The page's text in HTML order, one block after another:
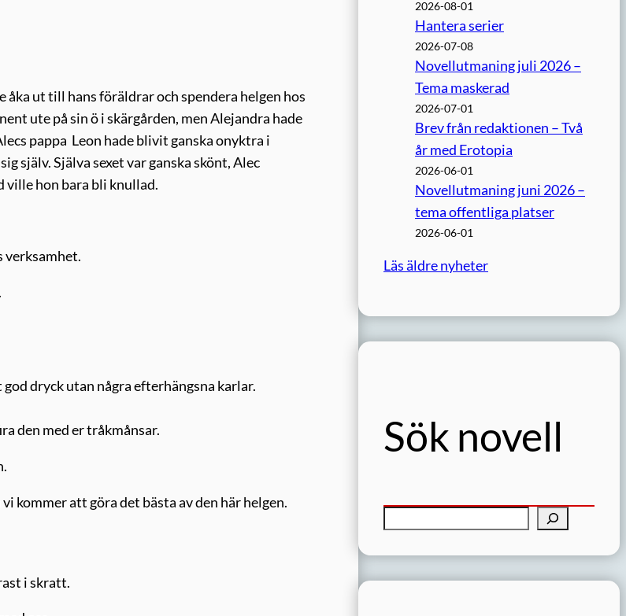
åka ut till hans föräldrar och spendera helgen hos
ute på sin ö i skärgården, men Alejandra hade
pappa Leon hade blivit ganska onyktra i
själv. Själva sexet var ganska skönt, Alec
ville hon bara bli knullad.
verksamhet.
dryck utan några efterhängsna karlar.
den med er tråkmånsar.
kommer att göra det bästa av den här helgen.
i skratt.
2026-08-01
Hantera serier
2026-07-08
Novellutmaning juli 2026 –
Tema maskerad
2026-07-01
Brev från redaktionen – Två
år med Erotopia
2026-06-01
Novellutmaning juni 2026 –
tema offentliga platser
2026-06-01
Läs äldre nyheter
Sök novell
k